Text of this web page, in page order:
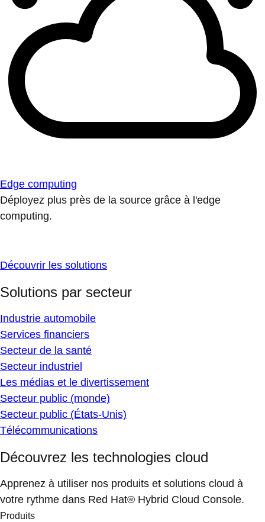
Edge computing
Déployez plus près de la source grâce à l'edge
computing.
Découvrir les solutions
Solutions par secteur
Industrie automobile
Services financiers
Secteur de la santé
Secteur industriel
Les médias et le divertissement
Secteur public (monde)
Secteur public (États-Unis)
Télécommunications
Découvrez les technologies cloud
Apprenez à utiliser nos produits et solutions cloud à
votre rythme dans Red Hat® Hybrid Cloud Console.
Produits